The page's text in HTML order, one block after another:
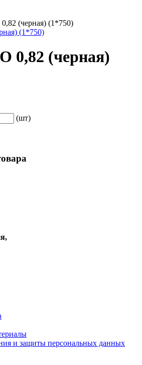
(черная) (1*750)
(черная)
(шт)
и защиты персональных данных